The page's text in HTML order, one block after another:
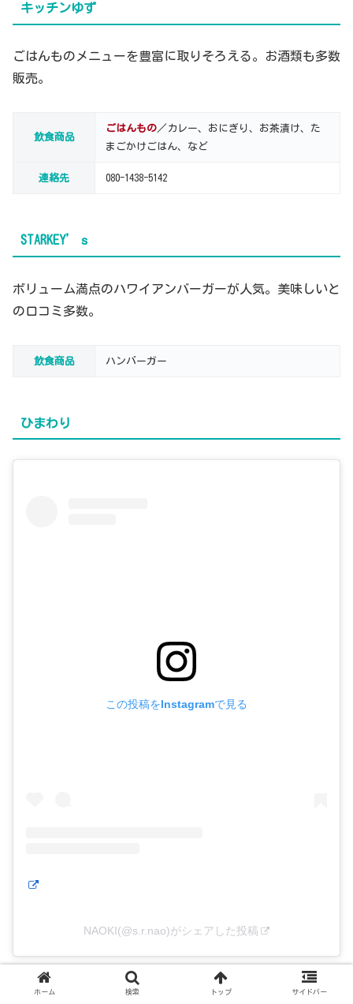
キッチンゆず
ごはんものメニューを豊富に取りそろえる。お酒類も多数
販売。
飲食商品
ごはんもの／カレー、おにぎり、お茶漬け、た
まごかけごはん、など
連絡先 080-1438-5142
STARKEY’ｓ
ボリューム満点のハワイアンバーガーが人気。美味しいと
の口コミ多数。
飲食商品 ハンバーガー
ひまわり
この投稿をInstagramで見る
NAOKI(@s.r.nao)がシェアした投稿
キャベツ焼きやイカ焼きなど屋台フードで海辺のバーベキ
ホーム 検索 トップ サイドバー